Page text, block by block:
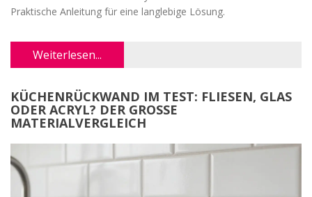
Praktische Anleitung für eine langlebige Lösung.
Weiterlesen...
KÜCHENRÜCKWAND IM TEST: FLIESEN, GLAS
ODER ACRYL? DER GROSSE M
ATERIALVERGLEICH